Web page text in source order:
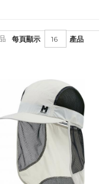
每頁顯示 產品